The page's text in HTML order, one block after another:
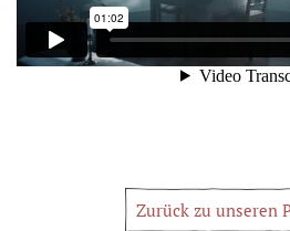
Zurück zu unseren